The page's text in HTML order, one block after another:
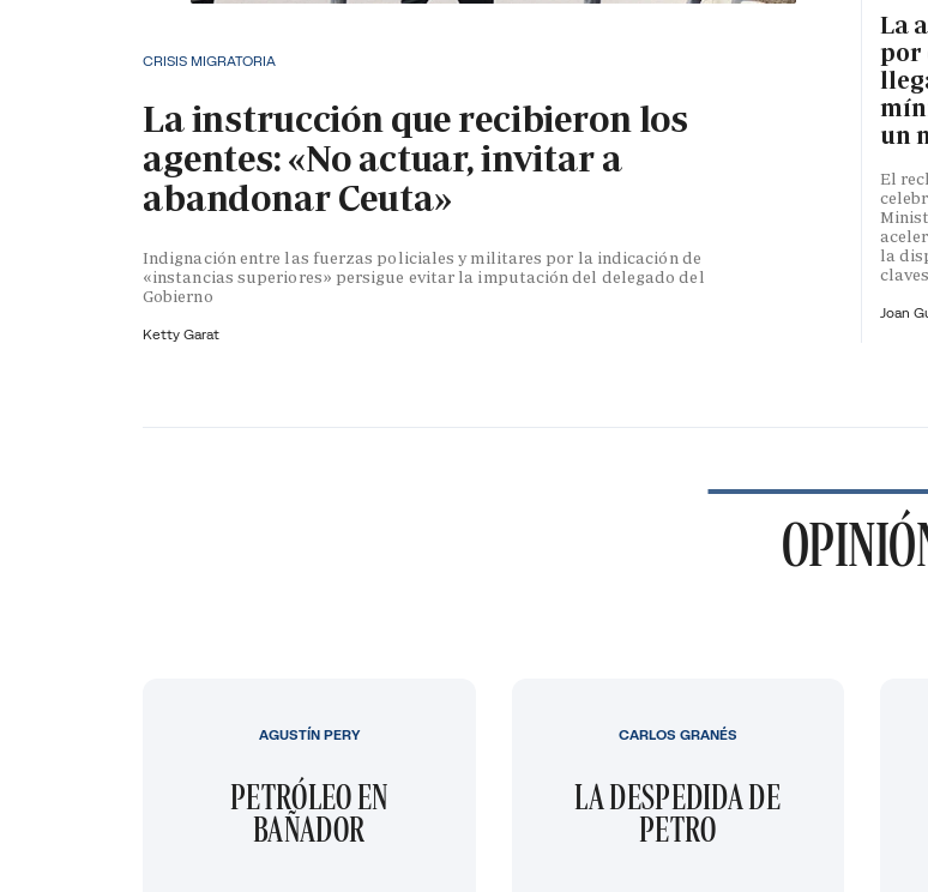
CRISIS MIGRATORIA
La instrucción que recibieron los
agentes: «No actuar, invitar a
abandonar Ceuta»
Indignación entre las fuerzas policiales y militares por la indicación de
«instancias superiores» persigue evitar la imputación del delegado del
Gobierno
Ketty Garat
La
por
un
El
la
Joan
PETRÓLEO EN
BAÑADOR
AGUSTÍN PERY
LA DESPEDIDA DE
PETRO
CARLOS GRANÉS